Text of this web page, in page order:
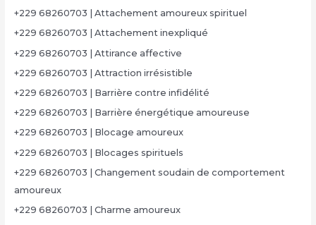
+229 68260703 | Attachement amoureux spirituel
+229 68260703 | Attachement inexpliqué
+229 68260703 | Attirance affective
+229 68260703 | Attraction irrésistible
+229 68260703 | Barrière contre infidélité
+229 68260703 | Barrière énergétique amoureuse
+229 68260703 | Blocage amoureux
+229 68260703 | Blocages spirituels
+229 68260703 | Changement soudain de comportement
amoureux
+229 68260703 | Charme amoureux